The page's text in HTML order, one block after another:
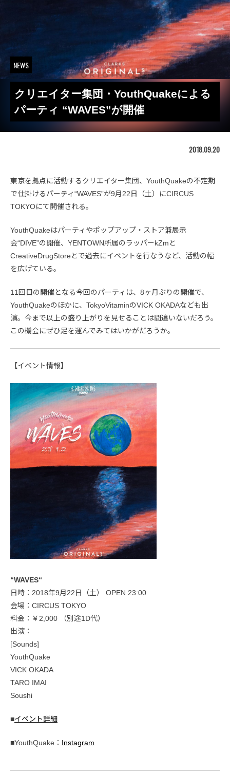
NEWS
クリエイター集団・YouthQuakeによる
パーティ “WAVES”が開催
2018.09.20
東京を拠点に活動するクリエイター集団、YouthQuakeの不定期
で仕掛けるパーティ“WAVES”が9月22日（土）にCIRCUS
TOKYOにて開催される。
YouthQuakeはパーティやポップアップ・ストア兼展示
会“DIVE”の開催、YENTOWN所属のラッパーkZmと
CreativeDrugStoreとで過去にイベントを行なうなど、活動の幅
を広げている。
11回目の開催となる今回のパーティは、8ヶ月ぶりの開催で、
YouthQuakeのほかに、TokyoVitaminのVICK OKADAなども出
演。今まで以上の盛り上がりを見せることは間違いないだろう。
この機会にぜひ足を運んでみてはいかがだろうか。
【イベント情報】
“WAVES“
日時：2018年9月22日（土） OPEN 23:00
会場：CIRCUS TOKYO
料金：￥2,000 （別途1D代）
出演：
[Sounds]
YouthQuake
VICK OKADA
TARO IMAI
Soushi
■イベント詳細
■YouthQuake： Instagram